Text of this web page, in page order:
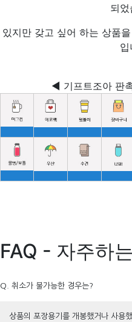
되었
있지만 갖고 싶어 하는 상품
입
◀ 기프트조아 판
FAQ - 자주하
Q. 취소가 불가능한 경우는?
상품의 포장용기를 개봉했거나 사용